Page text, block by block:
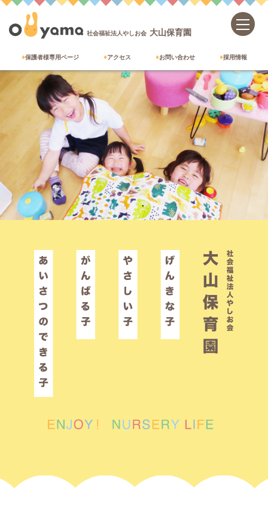
社会福祉法人やしお会 大山保育園
保護者様専用ページ アクセス お問い合わせ 採用情報